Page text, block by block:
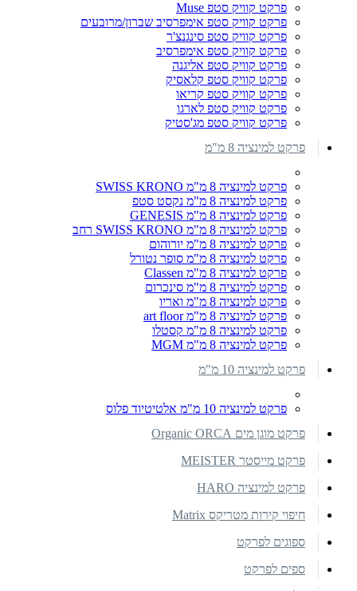
פרקט קוויק סטפ Muse
פרקט קוויק סטפ אימפרסיב שברון/מרובעים
פרקט קוויק סטפ סינגנצ'ר
פרקט קוויק סטפ אימפרסיב
פרקט קוויק סטפ אליגנה
פרקט קוויק סטפ קלאסיק
פרקט קוויק סטפ קריאו
פרקט קוויק סטפ לארגו
פרקט קוויק סטפ מג'סטיק
פרקט למינציה 8 מ"מ
פרקט למינציה 8 מ"מ SWISS KRONO
פרקט למינציה 8 מ"מ נקסט סטפ
פרקט למינציה 8 מ"מ GENESIS
פרקט למינציה 8 מ"מ SWISS KRONO רחב
פרקט למינציה 8 מ"מ יורוהום
פרקט למינציה 8 מ"מ סופר נטורל
פרקט למינציה 8 מ"מ Classen
פרקט למינציה 8 מ"מ סינכרום
פרקט למינציה 8 מ"מ ואריו
פרקט למינציה 8 מ"מ art floor
פרקט למינציה 8 מ"מ קסטלו
פרקט למינציה 8 מ"מ MGM
פרקט למינציה 10 מ"מ
פרקט למינציה 10 מ"מ אלטיטיוד פלוס
פרקט מוגן מים Organic ORCA
פרקט מייסטר MEISTER
פרקט למינציה HARO
חיפוי קירות מטריקס Matrix
ספוגים לפרקט
ספים לפרקט